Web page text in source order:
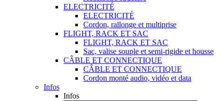
ELECTRICITÉ
ELECTRICITÉ
Cordon, rallonge et multiprise
FLIGHT, RACK ET SAC
FLIGHT, RACK ET SAC
Sac, valise souple et semi-rigide et housse
CÂBLE ET CONNECTIQUE
CÂBLE ET CONNECTIQUE
Cordon monté audio, vidéo et data
Infos
Infos